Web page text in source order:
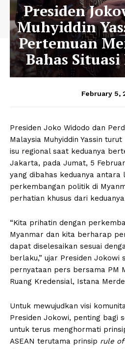
Presiden
Muhyiddin
Pertemuan
Bahas
February 5,
Presiden Joko Widodo dan
Malaysia Muhyiddin Yassin
isu regional saat keduanya
Jakarta, pada Jumat, 5
yang dibahas keduanya antara
perkembangan politik di
perhatian khusus dari
“Kita prihatin dengan
Myanmar dan kita berharap
dapat diselesaikan sesuai
berlaku,” ujar Presiden Jokowi
pernyataan pers bersama PM
Ruang Kredensial, Istana
Untuk mewujudkan visi
Presiden Jokowi, penting bagi
untuk terus menghormati
ASEAN terutama prinsip rule